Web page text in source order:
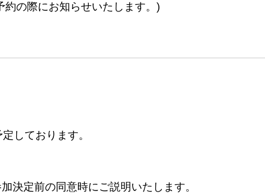
約の際にお知らせいたします。)
しております。
決定前の同意時にご説明いたします。